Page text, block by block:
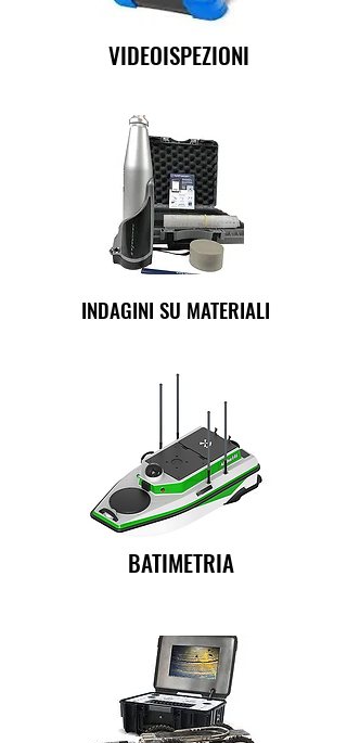
VIDEOISPEZIONI
INDAGINI SU MATERIALI
BATIMETRIA